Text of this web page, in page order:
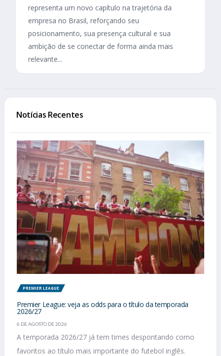
representa um novo capítulo na trajetória da
empresa no Brasil, reforçando seu
posicionamento, sua presença cultural e sua
ambição de se conectar de forma ainda mais
relevante...
Notícias Recentes
PREMIER LEAGUE
Premier League: veja as odds para o título da temporada
2026/27
6 DE AGOSTO DE 2026
A temporada 2026/27 já tem times despontando como
favoritos ao título mais importante do futebol inglês.